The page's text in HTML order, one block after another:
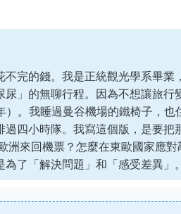
不完的錢。我是正統觀光學系畢
尿」的無聊行程。因為不想讓旅
）。我睡過曼谷機場的鐵椅子，
四小時隊。我寫這個版，是要
洲來回機票？怎麼在東歐國家應
了「解決問題」和「感受差異」